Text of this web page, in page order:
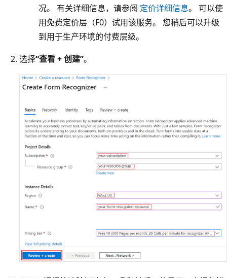
况。 有关详细信息，请参阅 定价详细信息。 可以使
用免费定价层（F0）试用该服务。 您稍后可以升级
到用于生产环境的付费层级。
选择“查看 + 创建”。